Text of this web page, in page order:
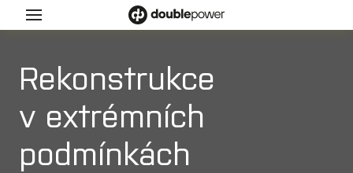
Menu
Rekonstrukce
v extrémních
podmínkách